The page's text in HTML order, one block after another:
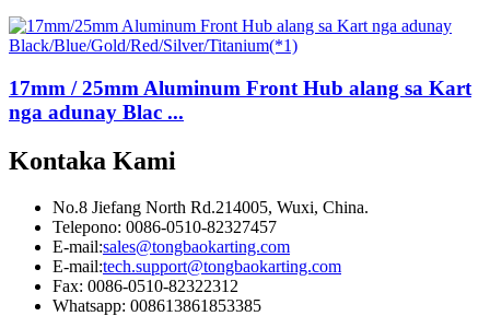
17mm / 25mm Aluminum Front Hub alang sa Kart
nga adunay Blac ...
Kontaka Kami
No.8 Jiefang North Rd.214005, Wuxi, China.
Telepono: 0086-0510-82327457
E-mail:sales@tongbaokarting.com
E-mail:tech.support@tongbaokarting.com
Fax: 0086-0510-82322312
Whatsapp: 008613861853385